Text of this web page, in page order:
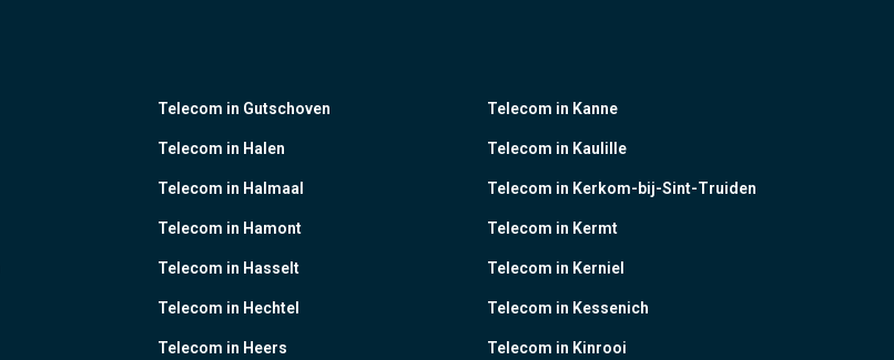
Telecom in Gutschoven
Telecom in Halen
Telecom in Halmaal
Telecom in Hamont
Telecom in Hasselt
Telecom in Hechtel
Telecom in Heers
Telecom in Kanne
Telecom in Kaulille
Telecom in Kerkom-bij-Sint-Truiden
Telecom in Kermt
Telecom in Kerniel
Telecom in Kessenich
Telecom in Kinrooi